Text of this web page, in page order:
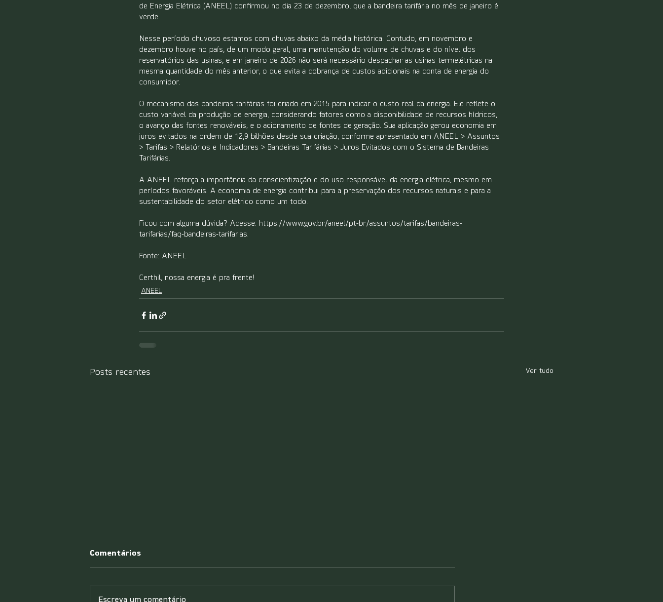
de Energia Elétrica (ANEEL) confirmou no dia 23 de dezembro, que a bandeira tarifária no mês de janeiro é
verde.
Nesse período chuvoso estamos com chuvas abaixo da média histórica. Contudo, em novembro e
dezembro houve no país, de um modo geral, uma manutenção do volume de chuvas e do nível dos
reservatórios das usinas, e em janeiro de 2026 não será necessário despachar as usinas termelétricas na
mesma quantidade do mês anterior, o que evita a cobrança de custos adicionais na conta de energia do
consumidor.
O mecanismo das bandeiras tarifárias foi criado em 2015 para indicar o custo real da energia. Ele reflete o
custo variável da produção de energia, considerando fatores como a disponibilidade de recursos hídricos,
o avanço das fontes renováveis, e o acionamento de fontes de geração. Sua aplicação gerou economia em
juros evitados na ordem de 12,9 bilhões desde sua criação, conforme apresentado em ANEEL > Assuntos
> Tarifas > Relatórios e Indicadores > Bandeiras Tarifárias > Juros Evitados com o Sistema de Bandeiras
Tarifárias.
A ANEEL reforça a importância da conscientização e do uso responsável da energia elétrica, mesmo em
períodos favoráveis. A economia de energia contribui para a preservação dos recursos naturais e para a
sustentabilidade do setor elétrico como um todo.
Ficou com alguma dúvida? Acesse: https://www.gov.br/aneel/pt-br/assuntos/tarifas/bandeiras-
tarifarias/faq-bandeiras-tarifarias.
Fonte: ANEEL
Certhil, nossa energia é pra frente!
ANEEL
Posts recentes Ver tudo
Comentários
Escreva um comentário